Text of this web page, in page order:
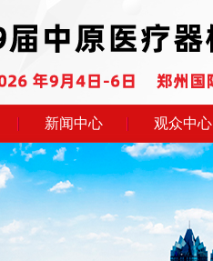
新闻中心 观众中心